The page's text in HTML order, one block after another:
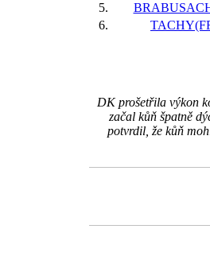
5.
6.
DK prošetřila výkon
začal kůň špatně
potvrdil, že kůň